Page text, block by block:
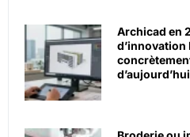
Archicad en
d’innovation
d’aujourd’hui